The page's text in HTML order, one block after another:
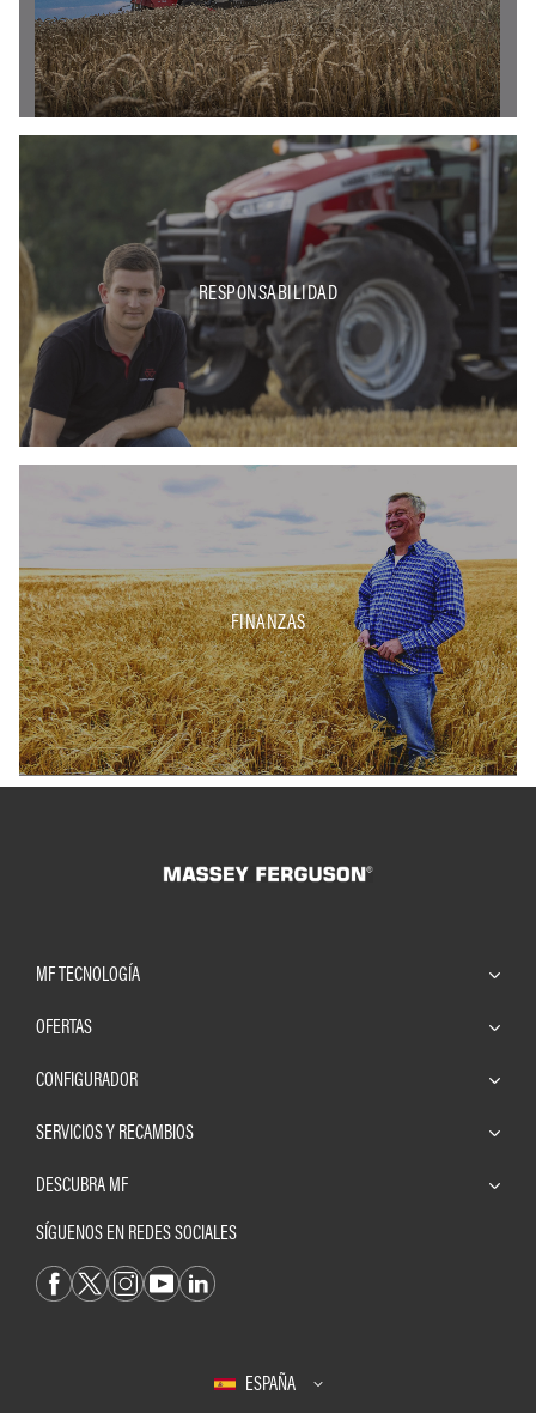
RESPONSABILIDAD
FINANZAS
MF TECNOLOGÍA
OFERTAS
CONFIGURADOR
SERVICIOS Y RECAMBIOS
DESCUBRA MF
SÍGUENOS EN REDES SOCIALES
ESPAÑA